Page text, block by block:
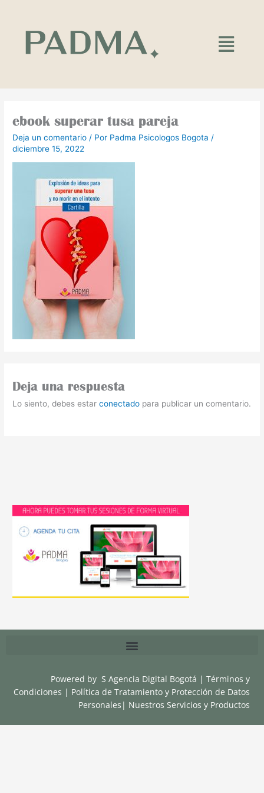
contenido
Main
Menu
ebook superar tusa pareja
Deja un comentario / Por Padma Psicologos Bogota /
diciembre 15, 2022
Deja una respuesta
Lo siento, debes estarconectado para publicar un comentario.
Powered by S Agencia Digital Bogotá |Términos y
Condiciones | Política de Tratamiento y Protección de Datos
Personales | Nuestros Servicios y Productos